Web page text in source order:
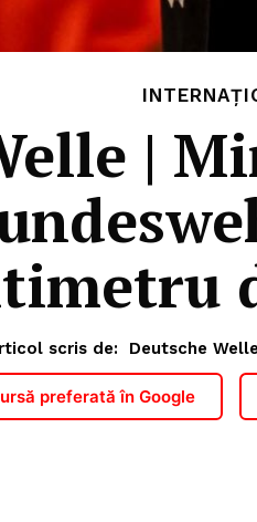
|
scris de: Deutsche Welle
preferată în Google